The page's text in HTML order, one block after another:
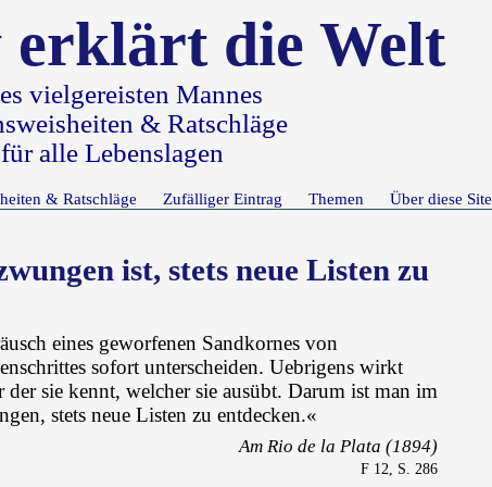
erklärt die Welt
vielgereisten Mannes
& Ratschläge
für alle Lebenslagen
& Ratschläge Zufälliger Eintrag Themen Über diese Site
ist, stets neue Listen zu
eines geworfenen Sandkornes von
sofort unterscheiden. Uebrigens wirkt
sie kennt, welcher sie ausübt. Darum ist man im
stets neue Listen zu entdecken.«
Am Rio de la Plata (1894)
F 12, S. 286